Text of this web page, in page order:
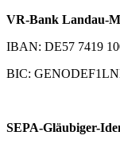
VR-Bank Landau-
IBAN: DE57 7419
BIC:
SEPA-Gläubiger-